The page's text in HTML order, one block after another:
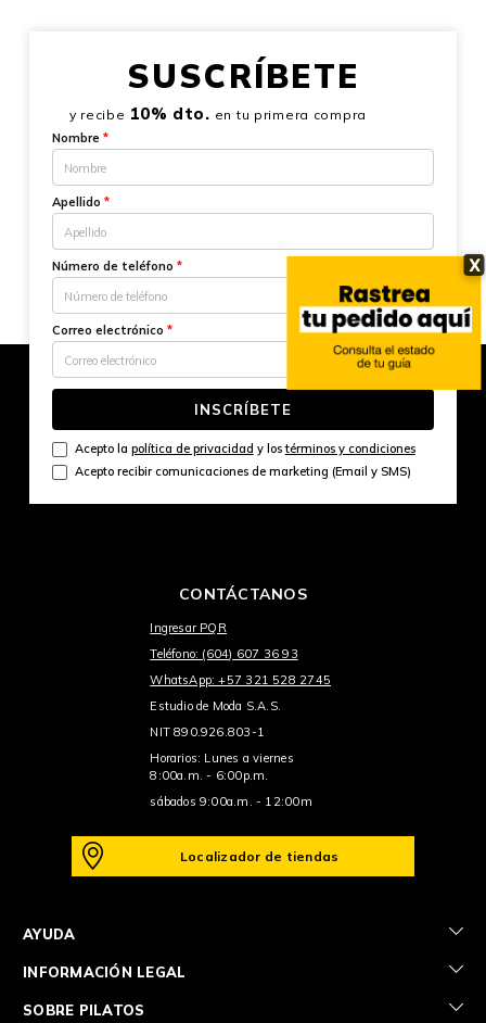
X
SUSCRÍBETE
y recibe 10% dto. en tu primera compra
Nombre *
Apellido *
Número de teléfono *
Correo electrónico *
INSCRÍBETE
Acepto la política de privacidad y lostérminos y condiciones
Acepto recibir comunicaciones de marketing (Email y SMS)
CONTÁCTANOS
Ingresar PQR
Teléfono: (604) 607 36 93
WhatsApp: +57 321 528 2745
Estudio de Moda S.A.S.
NIT 890.926.803-1
Horarios: Lunes a viernes
8:00a.m. - 6:00p.m.
sábados 9:00a.m. - 12:00m
Localizador de tiendas
AYUDA +
INFORMACIÓN LEGAL +
SOBRE PILATOS +